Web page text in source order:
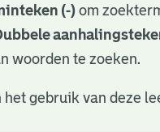
(-) om
woorden te zoeken.
het gebruik van deze